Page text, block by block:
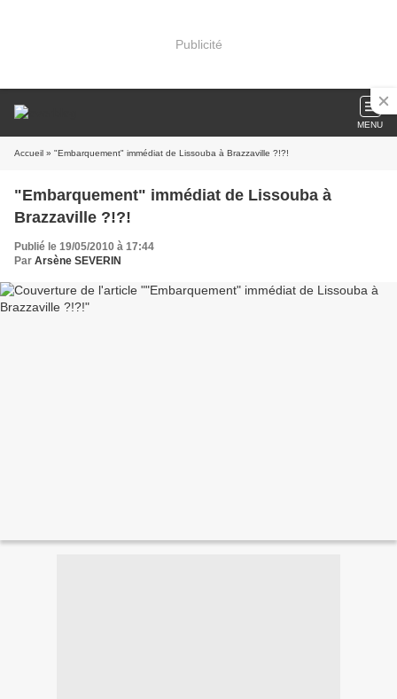
Publicité
MENU
Accueil » "Embarquement" immédiat de Lissouba à Brazzaville ?!?!
"Embarquement" immédiat de Lissouba à
Brazzaville ?!?!
Publié le 19/05/2010 à 17:44
Par Arsène SEVERIN